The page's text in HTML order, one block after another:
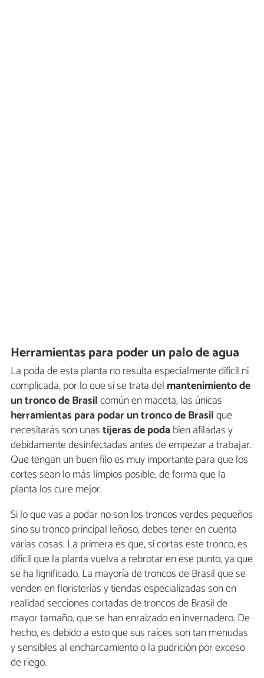
Herramientas para poder un palo de agua
La poda de esta planta no resulta especialmente difícil ni
complicada, por lo que si se trata del mantenimiento de
un tronco de Brasilcomún en maceta, las únicas
herramientas para podar un tronco de Brasilque
necesitarás son unastijeras de podabien afiladas y
debidamente desinfectadas antes de empezar a trabajar.
Que tengan un buen filo es muy importante para que los
cortes sean lo más limpios posible, de forma que la
planta los cure mejor.
Si lo que vas a podar no son los troncos verdes pequeños
sino su tronco principal leñoso, debes tener en cuenta
varias cosas. La primera es que, si cortas este tronco, es
difícil que la planta vuelva a rebrotar en ese punto, ya que
se ha lignificado. La mayoría de troncos de Brasil que se
venden en floristerías y tiendas especializadas son en
realidad secciones cortadas de troncos de Brasil de
mayor tamaño, que se han enraizado en invernadero. De
hecho, es debido a esto que sus raíces son tan menudas
y sensibles al encharcamiento o la pudrición por exceso
de riego.